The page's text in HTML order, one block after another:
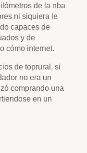
de la nba
ni siquiera le
capaces de
y de
cómo internet.
de toprural, si
no era un
comprando una
en un